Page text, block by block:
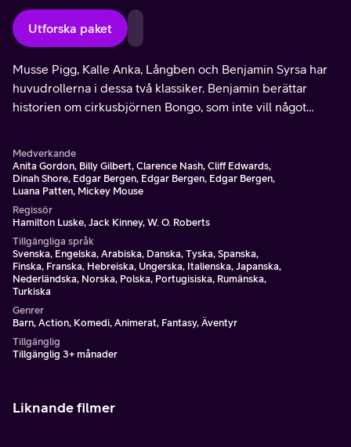
Utforska paket
Musse Pigg, Kalle Anka, Långben och Benjamin Syrsa har
huvudrollerna i dessa två klassiker. Benjamin berättar
historien om cirkusbjörnen Bongo, som inte vill något
Medverkande
Anita Gordon, Billy Gilbert, Clarence Nash, Cliff Edwards,
Dinah Shore, Edgar Bergen, Edgar Bergen, Edgar Bergen,
Luana Patten, Mickey Mouse
Regissör
Hamilton Luske, Jack Kinney, W. O. Roberts
Tillgängliga språk
Svenska, Engelska, Arabiska, Danska, Tyska, Spanska,
Finska, Franska, Hebreiska, Ungerska, Italienska, Japanska,
Nederländska, Norska, Polska, Portugisiska, Rumänska,
Turkiska
Genrer
Barn, Action, Komedi, Animerat, Fantasy, Äventyr
Tillgänglig
Tillgänglig 3+ månader
Liknande filmer